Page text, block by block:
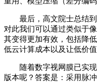
最后，高文院士总结到
对此我们可以通过类似于
其变得更加有效，包括降
低云计算成本以及让低价
随着数字视网膜已实现
版本呢？答案是：采用脉